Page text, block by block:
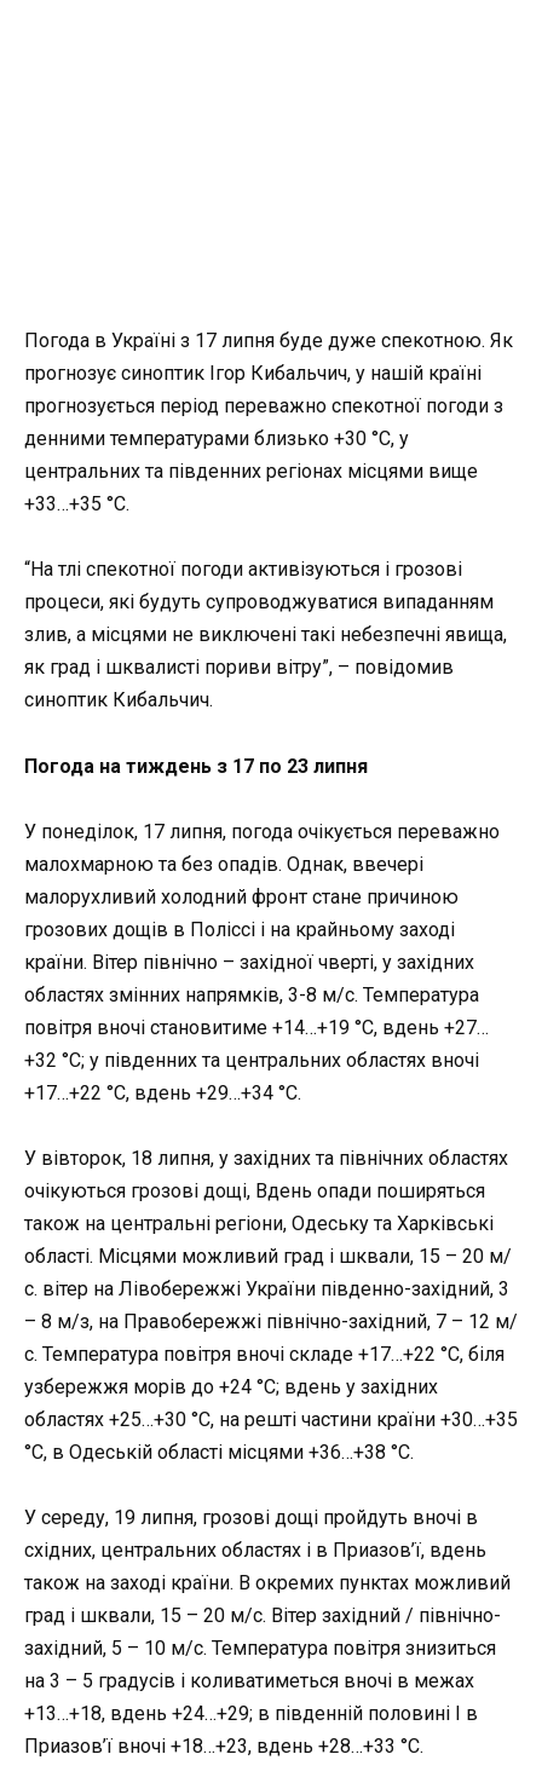
Погода в Україні з 17 липня буде дуже спекотною. Як
прогнозує синоптик Ігор Кибальчич, у нашій країні
прогнозується період переважно спекотної погоди з
денними температурами близько +30 °C, у
центральних та південних регіонах місцями вище
+33…+35 °C.
“На тлі спекотної погоди активізуються і грозові
процеси, які будуть супроводжуватися випаданням
злив, а місцями не виключені такі небезпечні явища,
як град і шквалисті пориви вітру”, – повідомив
синоптик Кибальчич.
Погода на тиждень з 17 по 23 липня
У понеділок, 17 липня, погода очікується переважно
малохмарною та без опадів. Однак, ввечері
малорухливий холодний фронт стане причиною
грозових дощів в Поліссі і на крайньому заході
країни. Вітер північно – західної чверті, у західних
областях змінних напрямків, 3-8 м/с. Температура
повітря вночі становитиме +14…+19 °C, вдень +27…
+32 °C; у південних та центральних областях вночі
+17…+22 °C, вдень +29…+34 °C.
У вівторок, 18 липня, у західних та північних областях
очікуються грозові дощі, Вдень опади поширяться
також на центральні регіони, Одеську та Харківські
області. Місцями можливий град і шквали, 15 – 20 м/
с. вітер на Лівобережжі України південно-західний, 3
– 8 м/з, на Правобережжі північно-західний, 7 – 12 м/
с. Температура повітря вночі складе +17…+22 °С, біля
узбережжя морів до +24 °С; вдень у західних
областях +25…+30 °С, на решті частини країни +30…+35
°С, в Одеській області місцями +36…+38 °С.
У середу, 19 липня, грозові дощі пройдуть вночі в
східних, центральних областях і в Приазов’ї, вдень
також на заході країни. В окремих пунктах можливий
град і шквали, 15 – 20 м/с. Вітер західний / північно-
західний, 5 – 10 м/с. Температура повітря знизиться
на 3 – 5 градусів і коливатиметься вночі в межах
+13…+18, вдень +24…+29; в південній половині І в
Приазов’ї вночі +18…+23, вдень +28…+33 °С.